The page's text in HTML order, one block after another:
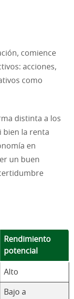
comience
acciones,
como
distinta a los
bien la renta
en
un buen
Rendimiento
potencial
Alto
Bajo a